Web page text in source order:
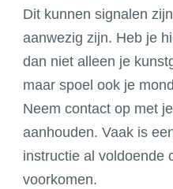
Dit kunnen signalen
aanwezig zijn. Heb je
dan niet alleen je
maar spoel ook je
Neem contact op met
aanhouden. Vaak is
instructie al voldoende
voorkomen.